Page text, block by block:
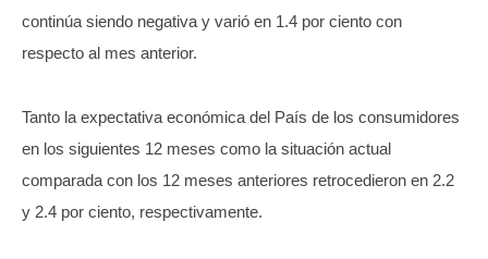
continúa siendo negativa y varió en 1.4 por ciento con
respecto al mes anterior.
Tanto la expectativa económica del País de los consumidores
en los siguientes 12 meses como la situación actual
comparada con los 12 meses anteriores retrocedieron en 2.2
y 2.4 por ciento, respectivamente.